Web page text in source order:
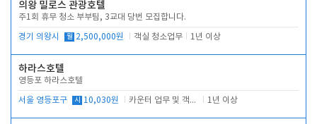
의왕 밀로스 관광호텔
주1회 휴무 청소 부부팀, 3교대 당번 모집합니다.
경기 의왕시 월 2,500,000원 객실 청소업무 1년 이상
하라스호텔
영등포 하라스호텔
서울 영등포구 시 10,030원 카운터 업무 및 객실관리(청소상태 확인, 객실판매) 1년 이상